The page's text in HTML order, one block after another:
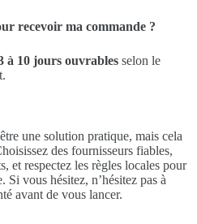
recevoir ma commande ?
à 10 jours ouvrables selon le
une solution pratique, mais cela
des fournisseurs fiables,
et respectez les règles locales pour
Si vous hésitez, n’hésitez pas à
avant de vous lancer.